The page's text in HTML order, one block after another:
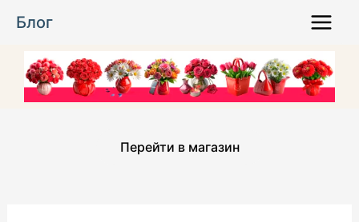
Блог
Menu
Перейти в магазин